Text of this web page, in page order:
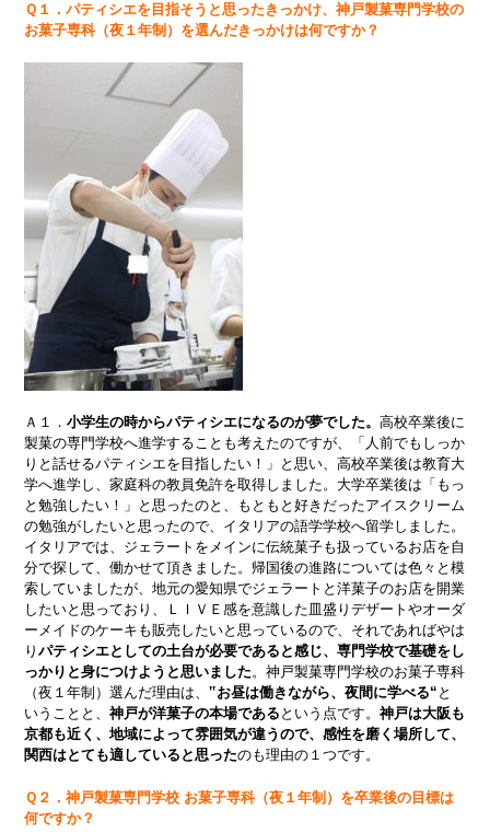
Ｑ１．パティシエを目指そうと思ったきっかけ、神戸製菓専門学校の
お菓子専科（夜１年制）を選んだきっかけは何ですか？
Ａ１．小学生の時からパティシエになるのが夢でした。高校卒業後に
製菓の専門学校へ進学することも考えたのですが、「人前でもしっか
りと話せるパティシエを目指したい！」と思い、高校卒業後は教育大
学へ進学し、家庭科の教員免許を取得しました。大学卒業後は「もっ
と勉強したい！」と思ったのと、もともと好きだったアイスクリーム
の勉強がしたいと思ったので、イタリアの語学学校へ留学しました。
イタリアでは、ジェラートをメインに伝統菓子も扱っているお店を自
分で探して、働かせて頂きました。帰国後の進路については色々と模
索していましたが、地元の愛知県でジェラートと洋菓子のお店を開業
したいと思っており、ＬＩＶＥ感を意識した皿盛りデザートやオーダ
ーメイドのケーキも販売したいと思っているので、それであればやは
りパティシエとしての土台が必要であると感じ、専門学校で基礎をし
っかりと身につけようと思いました。神戸製菓専門学校のお菓子専科
（夜１年制）選んだ理由は、‟お昼は働きながら、夜間に学べる“ と
いうことと、神戸が洋菓子の本場である という点です。神戸は大阪も
京都も近く、地域によって雰囲気が違うので、感性を磨く場所して、
関西はとても適していると思ったのも理由の１つです。
Ｑ２．神戸製菓専門学校 お菓子専科（夜１年制）を卒業後の目標は
何ですか？